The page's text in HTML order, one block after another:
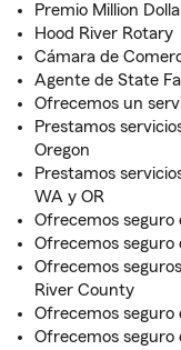
Premio Million
Hood River Rotary
Cámara de
Agente de State
Ofrecemos un
Prestamos
Oregon
Prestamos
WA y OR
Ofrecemos seguro
Ofrecemos seguro
Ofrecemos
River County
Ofrecemos seguro
Ofrecemos seguro